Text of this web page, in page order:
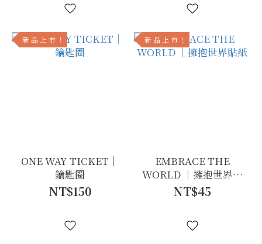
新 品 上 市 ！
ONE WAY TICKET｜
鑰匙圈
NT$150
新 品 上 市 ！
EMBRACE THE
WORLD ｜擁抱世界貼
紙
NT$45